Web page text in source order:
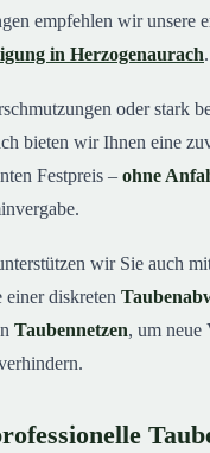
empfehlen wir unsere
in Herzogenaurach.
oder stark
bieten wir Ihnen eine
Festpreis – ohne
wir Sie auch
diskreten
Taubennetzen, um neue